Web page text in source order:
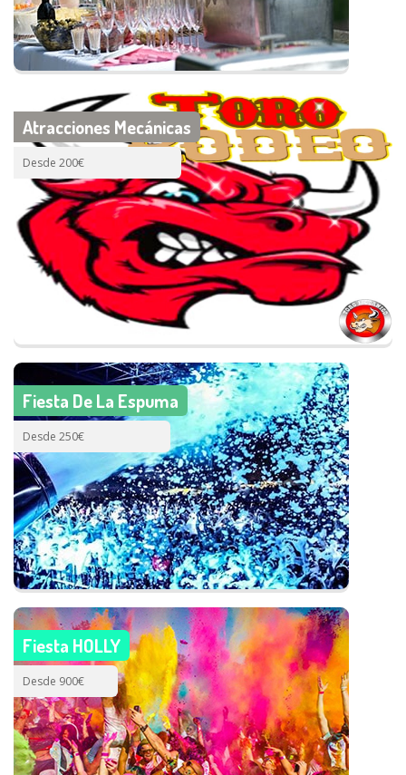
Atracciones Mecánicas
Desde 200€
Fiesta De La Espuma
Desde 250€
Fiesta HOLLY
Desde 900€